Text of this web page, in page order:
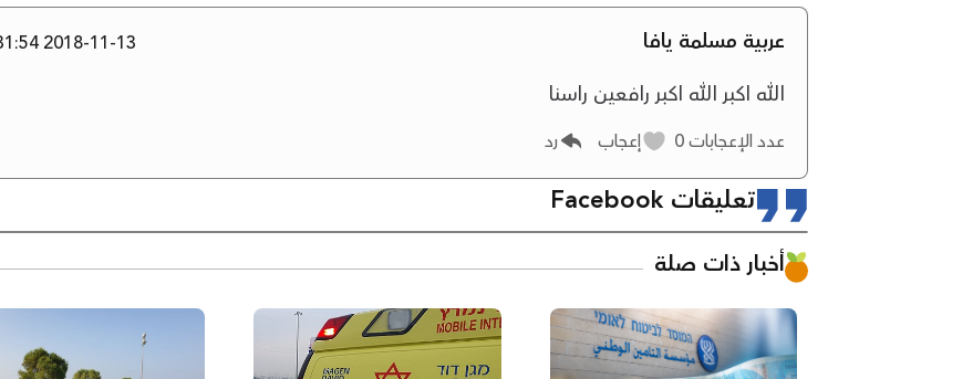
عربية مسلمة يافا 2018-11-13 08:31:54
الله اكبر الله اكبر رافعين راسنا
عدد الإعجابات إعجاب رد
تعليقات Facebook
أخبار ذات صلة